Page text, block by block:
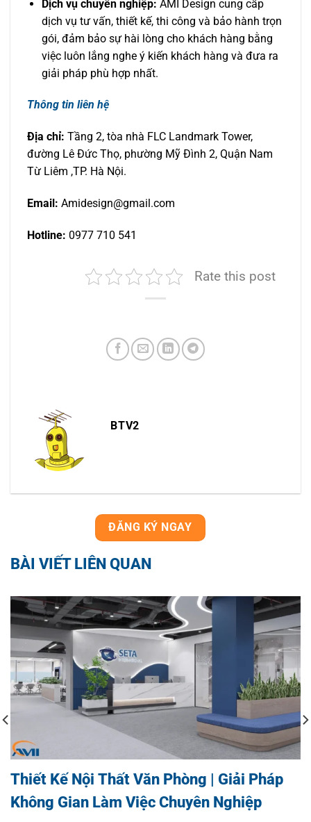
Dịch vụ chuyên nghiệp: AMI Design cung cấp
dịch vụ tư vấn, thiết kế, thi công và bảo hành trọn
gói, đảm bảo sự hài lòng cho khách hàng bằng
việc luôn lắng nghe ý kiến khách hàng và đưa ra
giải pháp phù hợp nhất.
Thông tin liên hệ
Địa chỉ: Tầng 2, tòa nhà FLC Landmark Tower,
đường Lê Đức Thọ, phường Mỹ Đình 2, Quận Nam
Từ Liêm ,TP. Hà Nội.
Email: Amidesign@gmail.com
Hotline: 0977 710 541
Rate this post
BTV2
ĐĂNG KÝ NGAY
BÀI VIẾT LIÊN QUAN
Thiết Kế Nội Thất Văn Phòng | Giải Pháp
Không Gian Làm Việc Chuyên Nghiệp